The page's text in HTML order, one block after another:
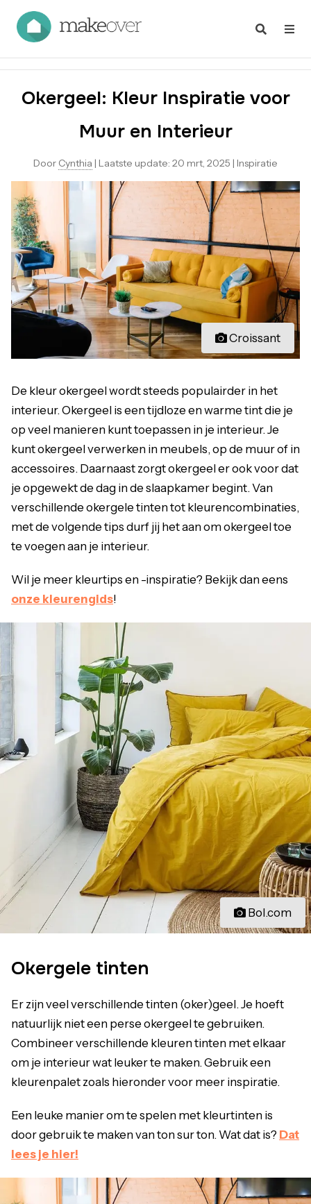
Okergeel: Kleur Inspiratie voor
Muur en Interieur
Door Cynthia | Laatste update: 20 mrt, 2025 | Inspiratie
Croissant
De kleur okergeel wordt steeds populairder in het
interieur. Okergeel is een tijdloze en warme tint die je
op veel manieren kunt toepassen in je interieur. Je
kunt okergeel verwerken in meubels, op de muur of in
accessoires. Daarnaast zorgt okergeel er ook voor dat
je opgewekt de dag in de slaapkamer begint. Van
verschillende okergele tinten tot kleurencombinaties,
met de volgende tips durf jij het aan om okergeel toe
te voegen aan je interieur.
Wil je meer kleurtips en -inspiratie? Bekijk dan eens
onze kleurengids!
Bol.com
Okergele tinten
Er zijn veel verschillende tinten (oker)geel. Je hoeft
natuurlijk niet een perse okergeel te gebruiken.
Combineer verschillende kleuren tinten met elkaar
om je interieur wat leuker te maken. Gebruik een
kleurenpalet zoals hieronder voor meer inspiratie.
Een leuke manier om te spelen met kleurtinten is
door gebruik te maken van ton sur ton. Wat dat is? Dat
lees je hier!